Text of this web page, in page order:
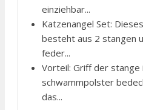
einziehbar...
Katzenangel Set:
besteht aus 2 stangen
feder...
Vorteil: Griff der
schwammpolster
das...